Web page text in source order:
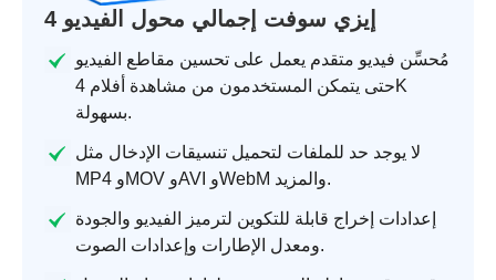
4 إيزي سوفت إجمالي محول الفيديو
مُحسِّن فيديو متقدم يعمل على تحسين مقاطع الفيديو
حتى يتمكن المستخدمون من مشاهدة أفلام 4K
بسهولة.
لا يوجد حد للملفات لتحميل تنسيقات الإدخال مثل
MP4 وMOV وAVI وWebM والمزيد.
إعدادات إخراج قابلة للتكوين لترميز الفيديو والجودة
ومعدل الإطارات وإعدادات الصوت.